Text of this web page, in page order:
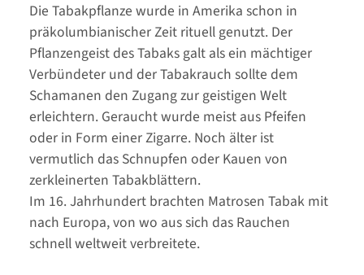
Die Tabakpflanze wurde in Amerika schon in
präkolumbianischer Zeit rituell genutzt. Der
Pflanzengeist des Tabaks galt als ein mächtiger
Verbündeter und der Tabakrauch sollte dem
Schamanen den Zugang zur geistigen Welt
erleichtern. Geraucht wurde meist aus Pfeifen
oder in Form einer Zigarre. Noch älter ist
vermutlich das Schnupfen oder Kauen von
zerkleinerten Tabakblättern.
Im 16. Jahrhundert brachten Matrosen Tabak mit
nach Europa, von wo aus sich das Rauchen
schnell weltweit verbreitete.